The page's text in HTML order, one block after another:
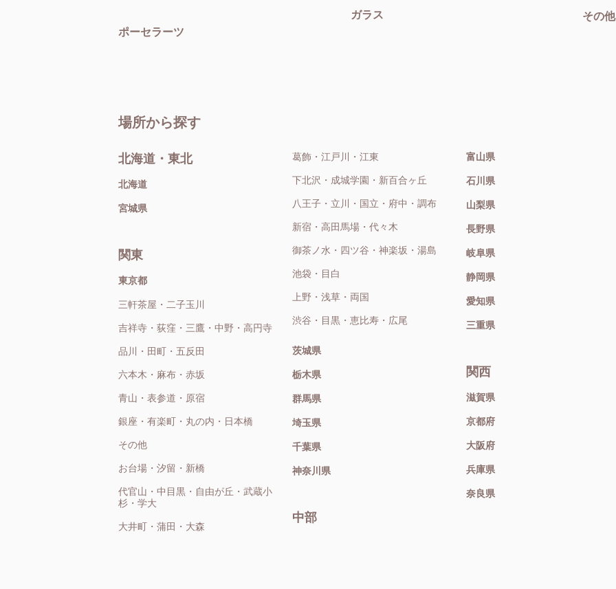
ポーセラーツ
ガラス その他
場所から探す
北海道・東北
北海道
宮城県
関東
東京都
三軒茶屋・二子玉川
吉祥寺・荻窪・三鷹・中野・高円寺
品川・田町・五反田
六本木・麻布・赤坂
青山・表参道・原宿
銀座・有楽町・丸の内・日本橋
その他
お台場・汐留・新橋
代官山・中目黒・自由が丘・武蔵小
杉・学大
大井町・蒲田・大森
葛飾・江戸川・江東
下北沢・成城学園・新百合ヶ丘
八王子・立川・国立・府中・調布
新宿・高田馬場・代々木
御茶ノ水・四ツ谷・神楽坂・湯島
池袋・目白
上野・浅草・両国
渋谷・目黒・恵比寿・広尾
茨城県
栃木県
群馬県
埼玉県
千葉県
神奈川県
中部
富山県
石川県
山梨県
長野県
岐阜県
静岡県
愛知県
三重県
関西
滋賀県
京都府
大阪府
兵庫県
奈良県